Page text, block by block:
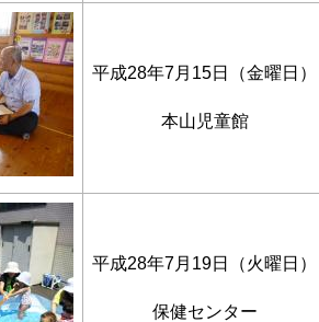
平成28年7月15日（金曜日）
本山児童館
平成28年7月19日（火曜日）
保健センター